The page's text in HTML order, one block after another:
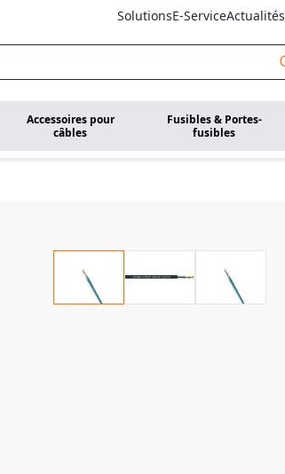
SolutionsE-ServiceActualités
Accessoires pour
câbles
Fusibles & Portes-
fusibles